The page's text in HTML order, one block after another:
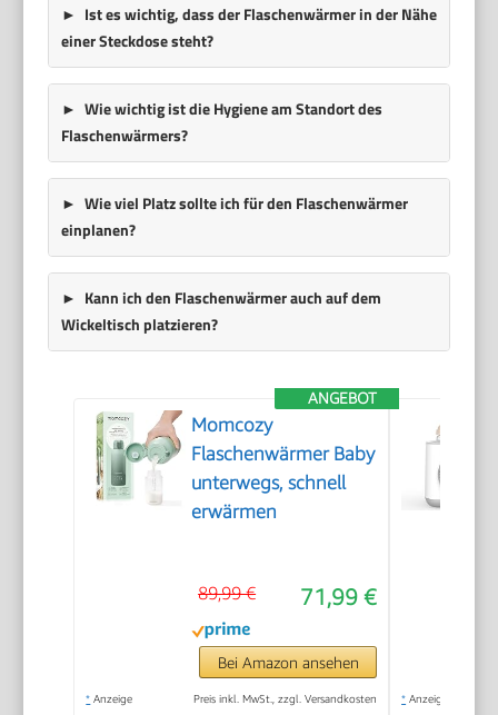
Ist es wichtig, dass der Flaschenwärmer in der Nähe
einer Steckdose steht?
Wie wichtig ist die Hygiene am Standort des
Flaschenwärmers?
Wie viel Platz sollte ich für den Flaschenwärmer
einplanen?
Kann ich den Flaschenwärmer auch auf dem
Wickeltisch platzieren?
ANGEBOT
Momcozy
Flaschenwärmer Baby
unterwegs, schnell
erwärmen
71,99 €
89,99 €
Bei Amazon ansehen
* Anzeige Preis inkl. MwSt., zzgl. Versandkosten * Anzeige